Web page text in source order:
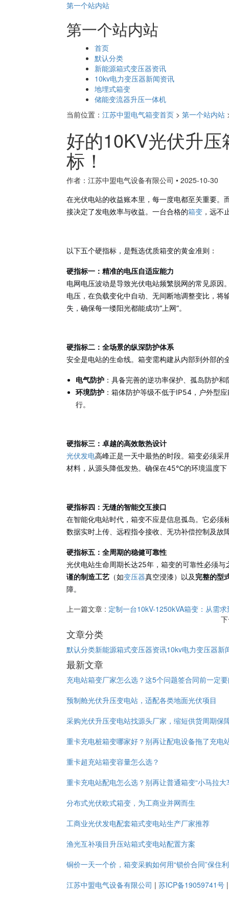
第一个站内站
第一个站内站
首页
默认分类
新能源箱式变压器资讯
10kv电力变压器新闻资讯
地埋式箱变
储能变流器升压一体机
当前位置： 江苏中盟电气箱变首页 > 第一个站内站
好的10KV光伏升
标！
作者：江苏中盟电气设备有限公司 • 2025-10-30
在光伏电站的收益账本里，每一度电都至关重要
接决定了发电效率与收益。一台合格的箱变 ，远不
以下五个硬指标，是甄选优质箱变的黄金准则：
硬指标一：精准的电压自适应能力
电网电压波动是导致光伏电站频繁脱网的常见原因
电压，在负载变化中自动、无间断地调整变比，将
失，确保每一缕阳光都能成功“上网”。
硬指标二：全场景的纵深防护体系
安全是电站的生命线。箱变需构建从内部到外部的
电气防护 ：具备完善的逆功率保护、孤岛防护
环境防护 ：箱体防护等级不低于IP54，户外型
行。
硬指标三：卓越的高效散热设计
光伏发电高峰正是一天中最热的时段。箱变必须采
材料，从源头降低发热。确保在45℃的环境温度
硬指标四：无缝的智能交互接口
在智能化电站时代，箱变不应是信息孤岛。它必须
数据实时上传、远程指令接收、无功补偿控制及故
硬指标五：全周期的稳健可靠性
光伏电站生命周期长达25年，箱变的可靠性必须与
谨的制造工艺 （如变压器真空浸漆）以及完整的型
障。
上一篇文章 : 定制一台10kV-1250kVA箱变：从需
文章分类
默认分类新能源箱式变压器资讯10kv电力变压器新
最新文章
充电站箱变厂家怎么选？这5个问题签合同前一定
预制舱光伏升压变电站，适配各类地面光伏项目
采购光伏升压变电站找源头厂家，缩短供货周期保
重卡充电桩箱变哪家好？别再让配电设备拖了充电
重卡超充站箱变容量怎么选？
重卡充电站配电怎么选？别再让普通箱变“小马拉大
分布式光伏欧式箱变，为工商业并网而生
工商业光伏发电配套箱式变电站生产厂家推荐
渔光互补项目升压站箱式变电站配置方案
铜价一天一个价，箱变采购如何用“锁价合同”保住
江苏中盟电气设备有限公司 | 苏ICP备19059741号